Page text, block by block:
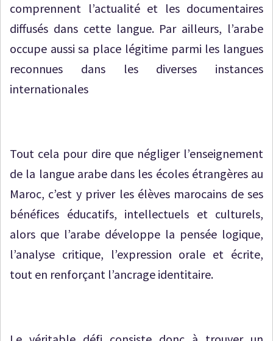
comprennent l’actualité et les documentaires
diffusés dans cette langue. Par ailleurs, l’arabe
occupe aussi sa place légitime parmi les langues
reconnues dans les diverses instances
internationales
Tout cela pour dire que négliger l’enseignement
de la langue arabe dans les écoles étrangères au
Maroc, c’est y priver les élèves marocains de ses
bénéfices éducatifs, intellectuels et culturels,
alors que l’arabe développe la pensée logique,
l’analyse critique, l’expression orale et écrite,
tout en renforçant l’ancrage identitaire.